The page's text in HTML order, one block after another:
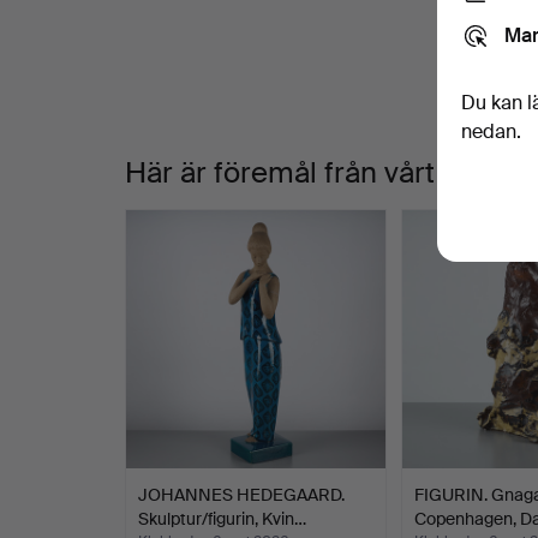
Här är föremål från vårt arkiv
JOHANNES HEDEGAARD.
Skulptur/figurin, Kvin…
FIGURIN.
Copenhagen,
Du kan
nedan.